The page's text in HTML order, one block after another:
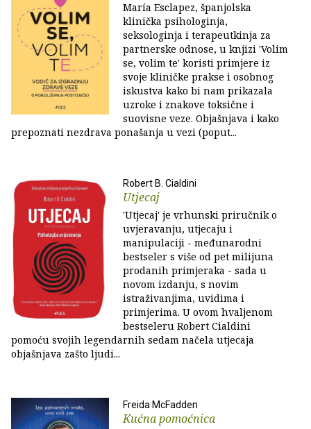
María Esclapez, španjolska
klinička psihologinja,
seksologinja i terapeutkinja za
partnerske odnose, u knjizi 'Volim
se, volim te' koristi primjere iz
svoje kliničke prakse i osobnog
iskustva kako bi nam prikazala
uzroke i znakove toksične i
suovisne veze. Objašnjava i kako
prepoznati nezdrava ponašanja u vezi (poput...
Robert B. Cialdini
Utjecaj
'Utjecaj' je vrhunski priručnik o
uvjeravanju, utjecaju i
manipulaciji - međunarodni
bestseler s više od pet milijuna
prodanih primjeraka - sada u
novom izdanju, s novim
istraživanjima, uvidima i
primjerima. U ovom hvaljenom
bestseleru Robert Cialdini
pomoću svojih legendarnih sedam načela utjecaja
objašnjava zašto ljudi...
Freida McFadden
Kućna pomoćnica